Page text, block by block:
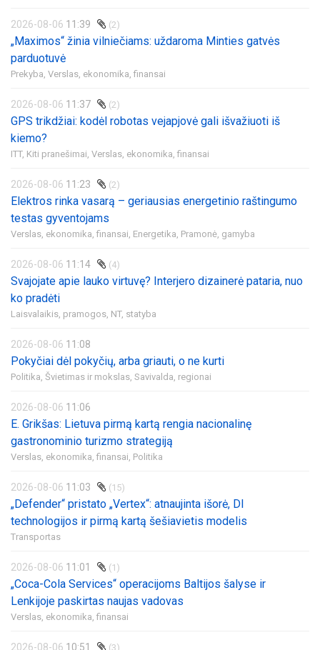
2026-08-06 11:39 (2)
„Maximos“ žinia vilniečiams: uždaroma Minties gatvės
parduotuvė
Prekyba, Verslas, ekonomika, finansai
2026-08-06 11:37 (2)
GPS trikdžiai: kodėl robotas vejapjovė gali išvažiuoti iš
kiemo?
ITT, Kiti pranešimai, Verslas, ekonomika, finansai
2026-08-06 11:23 (2)
Elektros rinka vasarą – geriausias energetinio raštingumo
testas gyventojams
Verslas, ekonomika, finansai, Energetika, Pramonė, gamyba
2026-08-06 11:14 (4)
Svajojate apie lauko virtuvę? Interjero dizainerė pataria, nuo
ko pradėti
Laisvalaikis, pramogos, NT, statyba
2026-08-06 11:08
Pokyčiai dėl pokyčių, arba griauti, o ne kurti
Politika, Švietimas ir mokslas, Savivalda, regionai
2026-08-06 11:06
E. Grikšas: Lietuva pirmą kartą rengia nacionalinę
gastronominio turizmo strategiją
Verslas, ekonomika, finansai, Politika
2026-08-06 11:03 (15)
„Defender“ pristato „Vertex“: atnaujinta išorė, DI
technologijos ir pirmą kartą šešiavietis modelis
Transportas
2026-08-06 11:01 (1)
„Coca-Cola Services“ operacijoms Baltijos šalyse ir
Lenkijoje paskirtas naujas vadovas
Verslas, ekonomika, finansai
2026-08-06 10:51 (3)